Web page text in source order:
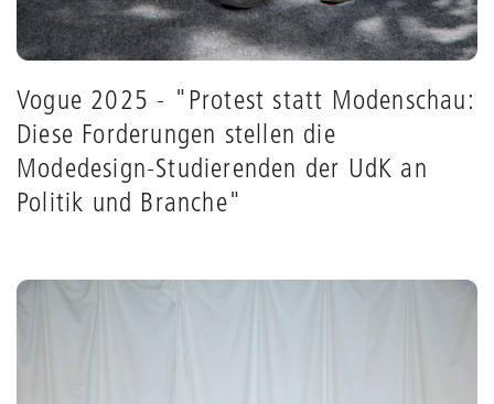
Vogue 2025 - "Protest statt Modenschau:
Diese Forderungen stellen die
Modedesign-Studierenden der UdK an
Politik und Branche"